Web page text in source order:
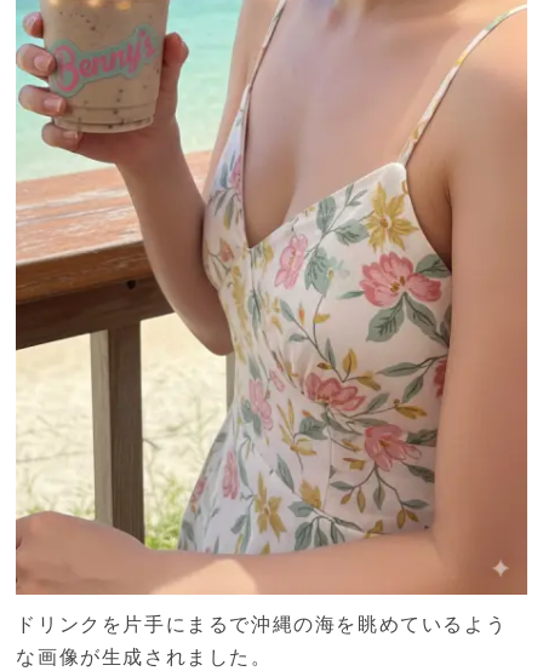
ドリンクを片手にまるで沖縄の海を眺めているよう
な画像が生成されました。